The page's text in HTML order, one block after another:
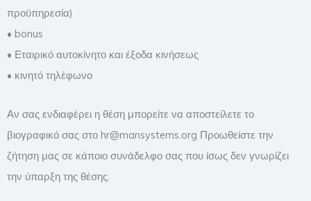
προϋπηρεσία)
• bonus
• Εταιρικό αυτοκίνητο και έξοδα κινήσεως
• κινητό τηλέφωνο
Αν σας ενδιαφέρει η θέση μπορείτε να αποστείλετε το
βιογραφικό σας στο hr@mansystems.org Προωθείστε την
ζήτηση μας σε κάποιο συνάδελφο σας που ίσως δεν γνωρίζει
την ύπαρξη της θέσης.